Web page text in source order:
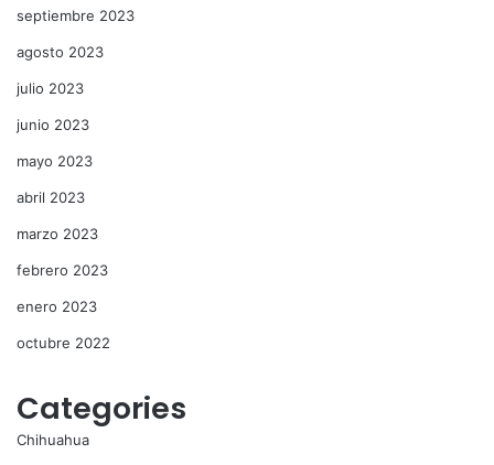
septiembre 2023
agosto 2023
julio 2023
junio 2023
mayo 2023
abril 2023
marzo 2023
febrero 2023
enero 2023
octubre 2022
Categories
Chihuahua